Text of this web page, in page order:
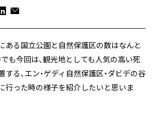
ある国立公園と自然保護区の数はなんと
でも今回は、観光地としても人気の高い死
る、エン・ゲディ自然保護区・ダビデの谷
行った時の様子を紹介したいと思いま